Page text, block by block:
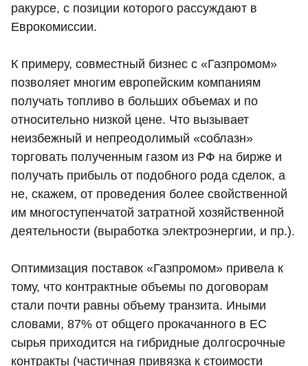
ракурсе, с позиции которого рассуждают в
Еврокомиссии.
К примеру, совместный бизнес с «Газпромом»
позволяет многим европейским компаниям
получать топливо в больших объемах и по
относительно низкой цене. Что вызывает
неизбежный и непреодолимый «соблазн»
торговать полученным газом из РФ на бирже и
получать прибыль от подобного рода сделок, а
не, скажем, от проведения более свойственной
им многоступенчатой затратной хозяйственной
деятельности (выработка электроэнергии, и пр.).
Оптимизация поставок «Газпромом» привела к
тому, что контрактные объемы по договорам
стали почти равны объему транзита. Иными
словами, 87% от общего прокачанного в ЕС
сырья приходится на гибридные долгосрочные
контракты (частичная привязка к стоимости